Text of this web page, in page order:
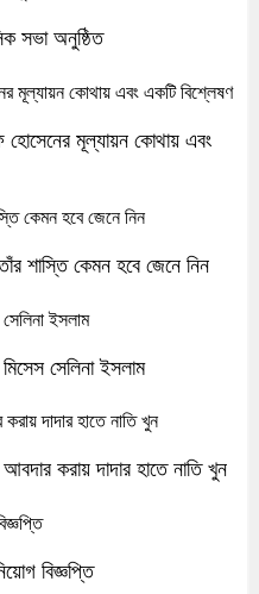
সভা অনুষ্ঠিত
হোসেনের মূল্যায়ন কোথায় এবং
শাস্তি কেমন হবে জেনে নিন
সেলিনা ইসলাম
করায় দাদার হাতে নাতি খুন
বিজ্ঞপ্তি